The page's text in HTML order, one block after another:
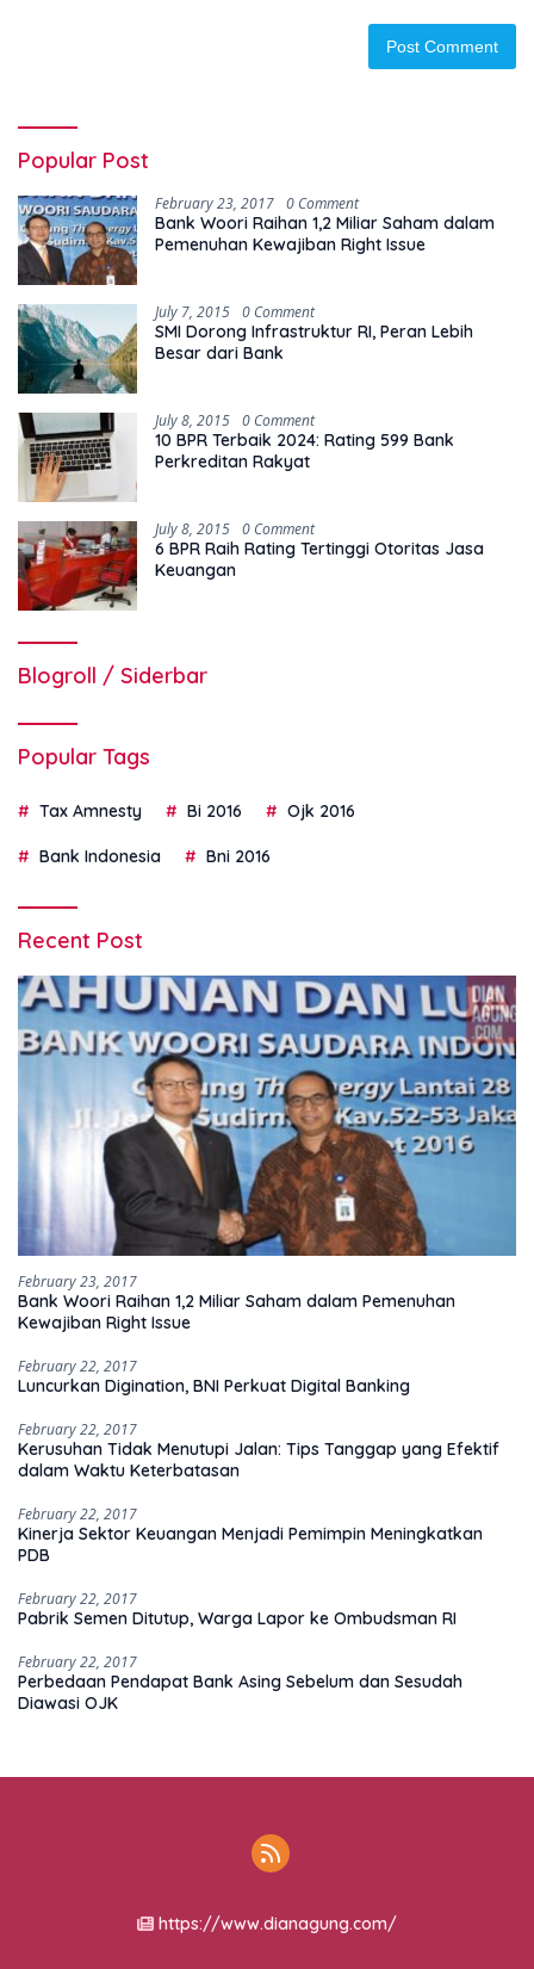
Popular Post
February 23, 2017 0 Comment
Bank Woori Raihan 1,2 Miliar Saham dalam
Pemenuhan Kewajiban Right Issue
July 7, 2015 0 Comment
SMI Dorong Infrastruktur RI, Peran Lebih
Besar dari Bank
July 8, 2015 0 Comment
10 BPR Terbaik 2024: Rating 599 Bank
Perkreditan Rakyat
July 8, 2015 0 Comment
6 BPR Raih Rating Tertinggi Otoritas Jasa
Keuangan
Blogroll / Siderbar
Popular Tags
Tax Amnesty Bi 2016 Ojk 2016
Bank Indonesia Bni 2016
Recent Post
February 23, 2017
Bank Woori Raihan 1,2 Miliar Saham dalam Pemenuhan
Kewajiban Right Issue
February 22, 2017
Luncurkan Digination, BNI Perkuat Digital Banking
February 22, 2017
Kerusuhan Tidak Menutupi Jalan: Tips Tanggap yang Efektif
dalam Waktu Keterbatasan
February 22, 2017
Kinerja Sektor Keuangan Menjadi Pemimpin Meningkatkan
PDB
February 22, 2017
Pabrik Semen Ditutup, Warga Lapor ke Ombudsman RI
February 22, 2017
Perbedaan Pendapat Bank Asing Sebelum dan Sesudah
Diawasi OJK
https://www.dianagung.com/